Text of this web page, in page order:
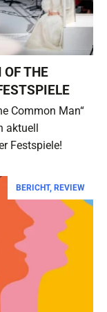
THE
Common Man“
aktuell
Festspiele!
BERICHT, REVIEW